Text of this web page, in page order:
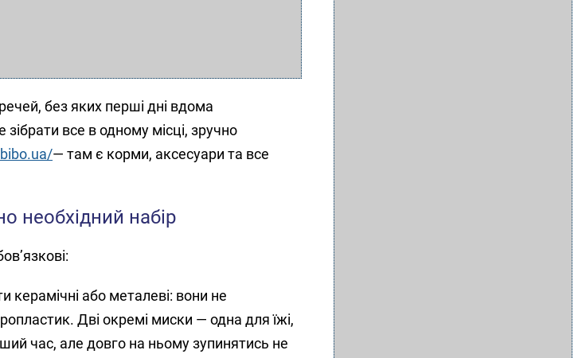
без яких перші дні вдома
все в одному місці, зручно
— там є корми, аксесуари та все
необхідний набір
керамічні або металеві: вони не
Дві окремі миски — одна для їжі,
час, але довго на ньому зупинятись не